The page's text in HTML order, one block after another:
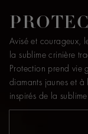
Avisé et courageux,
la sublime crinière
Protection prend vie
diamants jaunes et à
inspirés de la